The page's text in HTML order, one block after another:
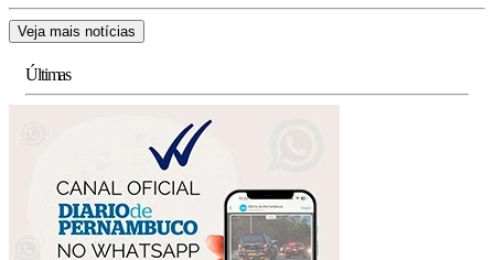
Veja mais notícias
Últimas